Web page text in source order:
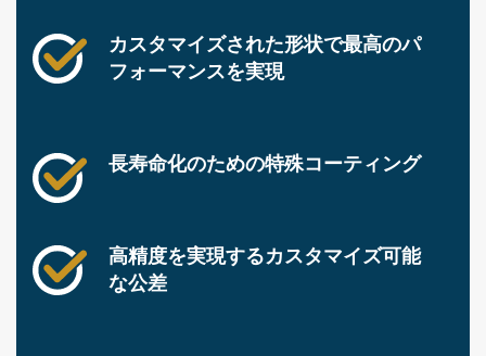
カスタマイズされた形状で最高のパ
フォーマンスを実現
長寿命化のための特殊コーティング
高精度を実現するカスタマイズ可能
な公差